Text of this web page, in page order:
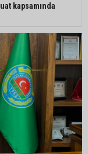
kapsamında